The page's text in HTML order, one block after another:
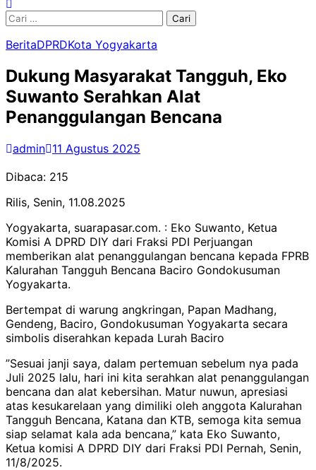
Cari
BeritaDPRDKota Yogyakarta
Dukung Masyarakat Tangguh, Eko
Suwanto Serahkan Alat
Penanggulangan Bencana
admin 11 Agustus 2025
Dibaca: 215
‎Rilis, Senin, 11.08.2025
‎Yogyakarta, suarapasar.com. : Eko Suwanto, Ketua
Komisi A DPRD DIY dari Fraksi PDI Perjuangan
memberikan alat penanggulangan bencana kepada FPRB
Kalurahan Tangguh Bencana Baciro Gondokusuman
Yogyakarta.
‎Bertempat di warung angkringan, Papan Madhang,
Gendeng, Baciro, Gondokusuman Yogyakarta secara
simbolis diserahkan kepada Lurah Baciro
‎”Sesuai janji saya, dalam pertemuan sebelum nya pada
Juli 2025 lalu, hari ini kita serahkan alat penanggulangan
bencana dan alat kebersihan. Matur nuwun, apresiasi
atas kesukarelaan yang dimiliki oleh anggota Kalurahan
Tangguh Bencana, Katana dan KTB, semoga kita semua
siap selamat kala ada bencana,” kata Eko Suwanto,
Ketua komisi A DPRD DIY dari Fraksi PDI Pernah, Senin,
11/8/2025.